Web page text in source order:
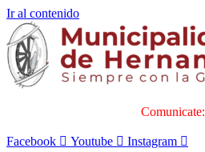
Ir al contenido
Comunicate:
Facebook Youtube Instagram